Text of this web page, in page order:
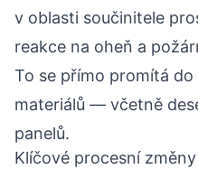
v oblasti součinitele
reakce na oheň a
To se přímo promítá
materiálů — včetně
panelů.
Klíčové procesní